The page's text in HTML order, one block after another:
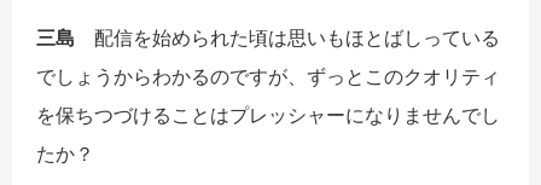
三島 配信を始められた頃は思いもほとばしっている
でしょうからわかるのですが、ずっとこのクオリティ
を保ちつづけることはプレッシャーになりませんでし
たか？